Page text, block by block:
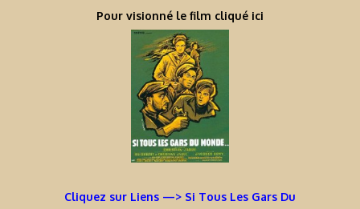
Pour visionné le film cliqué ici
Cliquez sur Liens —> Si Tous Les Gars Du